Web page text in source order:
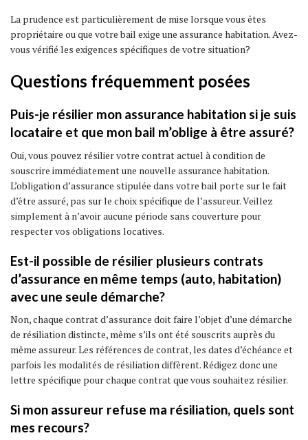
La prudence est particulièrement de mise lorsque vous êtes
propriétaire ou que votre bail exige une assurance habitation. Avez-
vous vérifié les exigences spécifiques de votre situation?
Questions fréquemment posées
Puis-je résilier mon assurance habitation si je suis
locataire et que mon bail m’oblige à être assuré?
Oui, vous pouvez résilier votre contrat actuel à condition de
souscrire immédiatement une nouvelle assurance habitation.
L’obligation d’assurance stipulée dans votre bail porte sur le fait
d’être assuré, pas sur le choix spécifique de l’assureur. Veillez
simplement à n’avoir aucune période sans couverture pour
respecter vos obligations locatives.
Est-il possible de résilier plusieurs contrats
d’assurance en même temps (auto, habitation)
avec une seule démarche?
Non, chaque contrat d’assurance doit faire l’objet d’une démarche
de résiliation distincte, même s’ils ont été souscrits auprès du
même assureur. Les références de contrat, les dates d’échéance et
parfois les modalités de résiliation diffèrent. Rédigez donc une
lettre spécifique pour chaque contrat que vous souhaitez résilier.
Si mon assureur refuse ma résiliation, quels sont
mes recours?